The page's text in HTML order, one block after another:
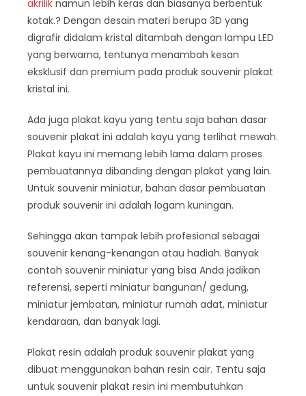
akrilik namun lebih keras dan biasanya berbentuk
kotak.? Dengan desain materi berupa 3D yang
digrafir didalam kristal ditambah dengan lampu LED
yang berwarna, tentunya menambah kesan
eksklusif dan premium pada produk souvenir plakat
kristal ini.
Ada juga plakat kayu yang tentu saja bahan dasar
souvenir plakat ini adalah kayu yang terlihat mewah.
Plakat kayu ini memang lebih lama dalam proses
pembuatannya dibanding dengan plakat yang lain.
Untuk souvenir miniatur, bahan dasar pembuatan
produk souvenir ini adalah logam kuningan.
Sehingga akan tampak lebih profesional sebagai
souvenir kenang-kenangan atau hadiah. Banyak
contoh souvenir miniatur yang bisa Anda jadikan
referensi, seperti miniatur bangunan/ gedung,
miniatur jembatan, miniatur rumah adat, miniatur
kendaraan, dan banyak lagi.
Plakat resin adalah produk souvenir plakat yang
dibuat menggunakan bahan resin cair. Tentu saja
untuk souvenir plakat resin ini membutuhkan